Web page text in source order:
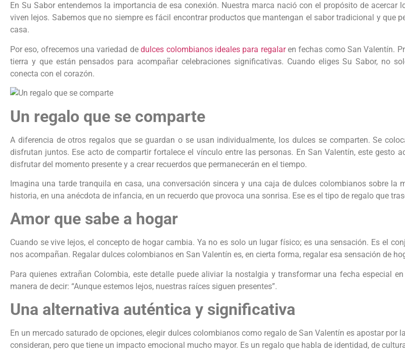
En Su Sabor entendemos la importancia de esa conexión. Nuestra marca nació con el propósito de acercar
viven lejos. Sabemos que no siempre es fácil encontrar productos que mantengan el sabor tradicional y que
casa.
Por eso, ofrecemos una variedad dedulces colombianos ideales para regalaren fechas como San Valentín.
tierra y que están pensados para acompañar celebraciones significativas. Cuando eliges Su Sabor, no
conecta con el corazón.
Un regalo que se comparte
A diferencia de otros regalos que se guardan o se usan individualmente, los dulces se comparten. Se
disfrutan juntos. Ese acto de compartir fortalece el vínculo entre las personas. En San Valentín, este gesto
disfrutar del momento presente y a crear recuerdos que permanecerán en el tiempo.
Imagina una tarde tranquila en casa, una conversación sincera y una caja de dulces colombianos sobre la
historia, en una anécdota de infancia, en un recuerdo que provoca una sonrisa. Ese es el tipo de regalo que
Amor que sabe a hogar
Cuando se vive lejos, el concepto de hogar cambia. Ya no es solo un lugar físico; es una sensación. Es el
nos acompañan. Regalar dulces colombianos en San Valentín es, en cierta forma, regalar esa sensación de
Para quienes extrañan Colombia, este detalle puede aliviar la nostalgia y transformar una fecha especial
manera de decir: “Aunque estemos lejos, nuestras raíces siguen presentes”.
Una alternativa auténtica y significativa
En un mercado saturado de opciones, elegir dulces colombianos como regalo de San Valentín es apostar por
consideran, pero que tiene un impacto emocional mucho mayor. Es un regalo que habla de identidad, de